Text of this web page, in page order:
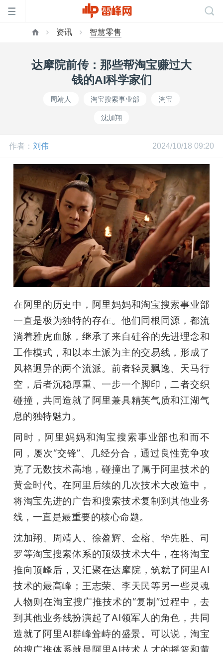
网
公
开
课
活
中
心
GAIR
专
题
机
资讯 智慧零售
达摩院前传：那些帮淘宝赚过大
钱的AI科学家们
周靖人 淘宝搜索事业部 淘宝
沈加翔
作者： 刘伟 2024/10/18 09:20
在阿里的历史中，阿里妈妈和淘宝搜索事业部
一直是极为独特的存在。他们同根同源，都流
淌着雅虎血脉，继承了来自硅谷的先进理念和
工作模式，和以本土派为主的交易线，形成了
风格迥异的两个流派。前者轻灵飘逸、天马行
空，后者沉稳厚重、一步一个脚印，二者交织
碰撞，共同造就了阿里兼具精英气质和江湖气
息的独特魅力。
同时，阿里妈妈和淘宝搜索事业部也和而不
同，屡次“交锋”、几经分合，通过良性竞争攻
克了无数技术高地，碰撞出了属于阿里技术的
黄金时代。在阿里后续的几次技术大改造中，
将淘宝先进的广告和搜索技术复制到其他业务
线，一直是最重要的核心命题。
沈加翔、周靖人、徐盈辉、金榕、华先胜、司
罗等淘宝搜索体系的顶级技术大牛，在将淘宝
推向顶峰后，又汇聚在达摩院，筑就了阿里AI
技术的最高峰；王志荣、李天民等另一些灵魂
人物则在淘宝搜广推技术的“复制”过程中，去
到其他业务线扮演起了AI领军人的角色，共同
造就了阿里AI群峰耸峙的盛景。可以说，淘宝
的搜广推体系就是阿里AI技术人才的摇篮和黄